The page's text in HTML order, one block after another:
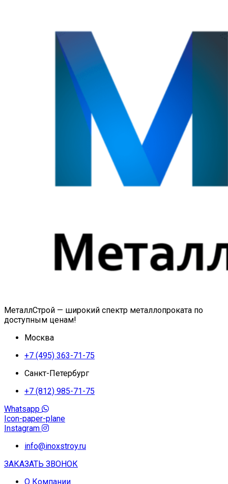
МеталлСтрой — широкий спектр металлопроката по
доступным ценам!
Москва
+7 (495) 363-71-75
Санкт-Петербург
+7 (812) 985-71-75
Whatsapp
Icon-paper-plane
Instagram
info@inoxstroy.ru
ЗАКАЗАТЬ ЗВОНОК
О Компании